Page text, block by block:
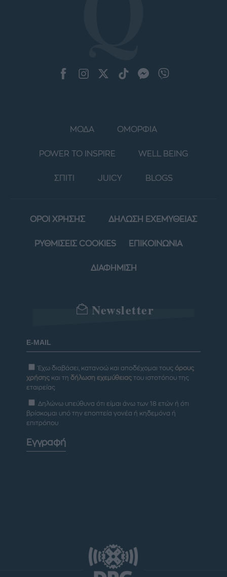
ΜΟΔΑ ΟΜΟΡΦΙΑ
POWER TO INSPIRE WELL BEING
ΣΠΙΤΙ JUICY BLOGS
ΟΡΟΙ ΧΡΗΣΗΣ ΔΗΛΩΣΗ ΕΧΕΜΥΘΕΙΑΣ
ΡΥΘΜΙΣΕΙΣ COOKIES ΕΠΙΚΟΙΝΩΝΙΑ
ΔΙΑΦΗΜΙΣΗ
Newsletter
Έχω διαβάσει, κατανοώ και αποδέχομαι τους όρους
χρήσης και τη δήλωση εχεμύθειας του ιστοτόπου της
εταιρείας
Δηλώνω υπεύθυνα ότι είμαι άνω των 18 ετών ή ότι
βρίσκομαι υπό την εποπτεία γονέα ή κηδεμόνα ή
επιτρόπου
Εγγραφή